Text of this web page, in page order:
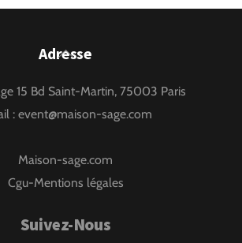
Back
Top
Adresse
15 Bd Saint-Martin, 75003 Paris
: event@maison-sage.com
Maison-sage.com
Cgu-Mentions légales
Suivez-Nous